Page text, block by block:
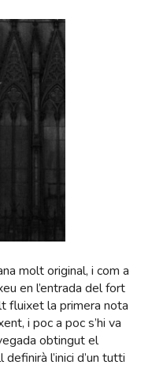
molt original, i com a
en l’entrada del fort
fluixet la primera nota
i poc a poc s’hi va
obtingut el
l’inici d’un tutti